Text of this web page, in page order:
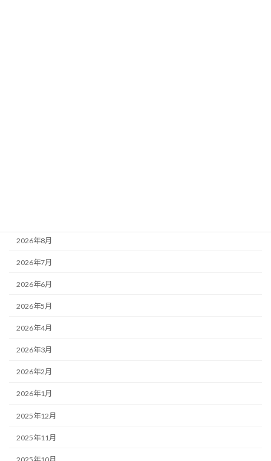
2026年8月
2026年7月
2026年6月
2026年5月
2026年4月
2026年3月
2026年2月
2026年1月
2025年12月
2025年11月